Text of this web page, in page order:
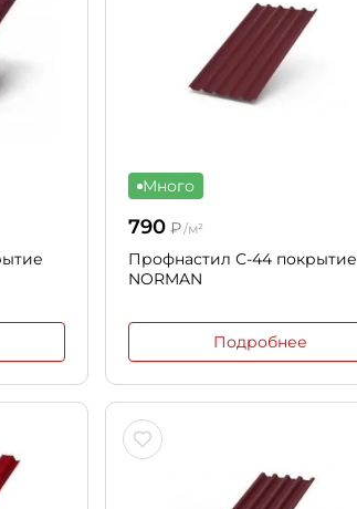
Много
790₽/м²
Профнастил С-44 покрытие
NORMAN
Подробнее